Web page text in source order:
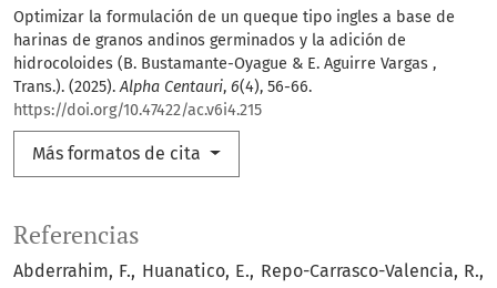
Optimizar la formulación de un queque tipo ingles a base de
harinas de granos andinos germinados y la adición de
hidrocoloides (B. Bustamante-Oyague & E. Aguirre Vargas ,
Trans.). (2025).Alpha Centauri, 6(4), 56-66.
https://doi.org/10.47422/ac.v6i4.215
Más formatos de cita
Referencias
Abderrahim, F., Huanatico, E., Repo-Carrasco-Valencia, R.,